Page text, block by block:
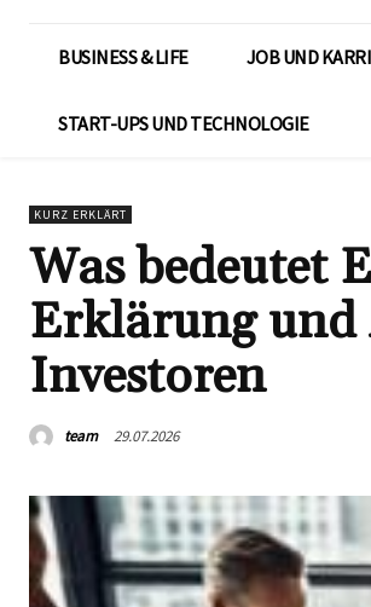
BUSINESS & LIFE JOB UND
START-UPS UND TECHNOLOGIE
KURZ ERKLÄRT
Was bedeutet
Erklärung und
Investoren
team 29.07.2026